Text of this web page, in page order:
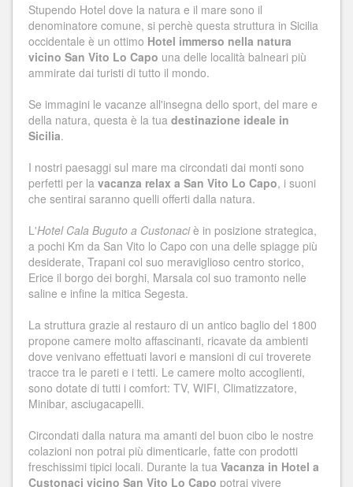
Stupendo Hotel dove la natura e il mare sono il
denominatore comune, si perchè questa struttura in Sicilia
occidentale è un ottimo Hotel immerso nella natura
vicino San Vito Lo Capo una delle località balneari più
ammirate dai turisti di tutto il mondo.
Se immagini le vacanze all'insegna dello sport, del mare e
della natura, questa è la tua destinazione ideale in
Sicilia.
I nostri paesaggi sul mare ma circondati dai monti sono
perfetti per la vacanza relax a San Vito Lo Capo, i suoni
che sentirai saranno quelli offerti dalla natura.
L'Hotel Cala Buguto a Custonaciè in posizione strategica,
a pochi Km da San Vito lo Capo con una delle spiagge più
desiderate, Trapani col suo meraviglioso centro storico,
Erice il borgo dei borghi, Marsala col suo tramonto nelle
saline e infine la mitica Segesta.
La struttura grazie al restauro di un antico baglio del 1800
propone camere molto affascinanti, ricavate da ambienti
dove venivano effettuati lavori e mansioni di cui troverete
tracce tra le pareti e i tetti. Le camere molto accoglienti,
sono dotate di tutti i comfort: TV, WIFI, Climatizzatore,
Minibar, asciugacapelli.
Circondati dalla natura ma amanti del buon cibo le nostre
colazioni non potrai più dimenticarle, fatte con prodotti
freschissimi tipici locali. Durante la tua Vacanza in Hotel a
Custonaci vicino San Vito Lo Capo potrai vivere